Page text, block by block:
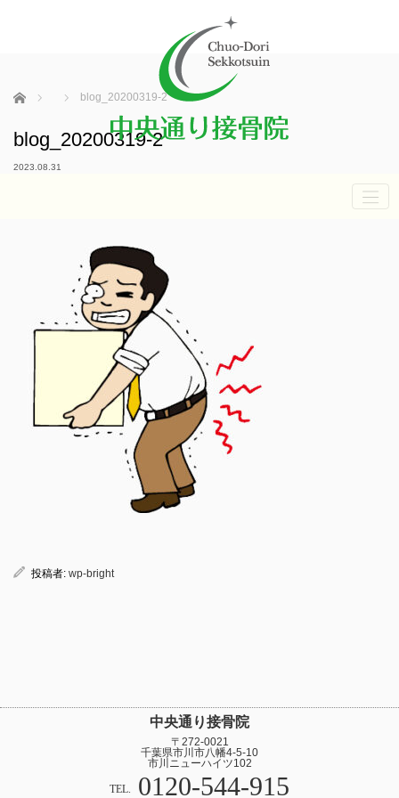
ホーム blog_20200319-2
blog_20200319-2
2023.08.31
投稿者: wp-bright
中央通り接骨院
〒272-0021
千葉県市川市八幡4-5-10
市川ニューハイツ102
TEL. 0120-544-915